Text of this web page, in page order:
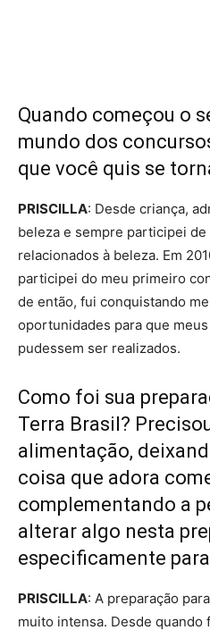
Quando começou o
mundo dos
que você quis se
PRISCILLA: Desde criança,
beleza e sempre participei
relacionados à beleza. Em
participei do meu primeiro
de então, fui conquistando
oportunidades para que
pudessem ser realizados.
Como foi sua
Terra Brasil?
alimentação,
coisa que adora
complementando a
alterar algo nesta
especificamente
PRISCILLA: A preparação
muito intensa. Desde quando